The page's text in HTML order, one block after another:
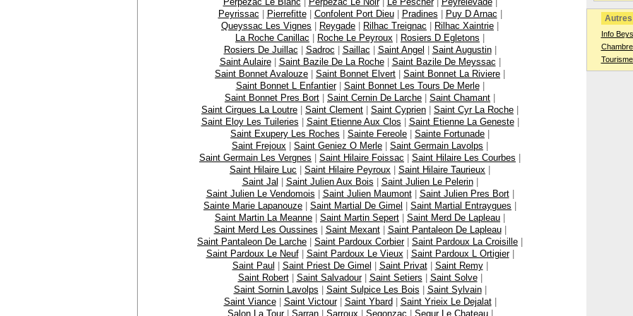
Info
Peyrissac | Pierrefitte| Confolent Port Dieu| Pradines | Puy D Arnac |
Queyssac Les Vignes | Reygade | Rilhac Treignac | Rilhac Xaintrie |
La Roche Canillac | Roche Le Peyroux | Rosiers D Egletons |
Rosiers De Juillac | Sadroc | Saillac | Saint Angel | Saint Augustin|
Saint Aulaire| Saint Bazile De La Roche| Saint Bazile De Meyssac |
Saint Bonnet Avalouze | Saint Bonnet Elvert | Saint Bonnet La Riviere |
Saint Bonnet L Enfantier| Saint Bonnet Les Tours De Merle|
Saint Bonnet Pres Bort | Saint Cernin De Larche | Saint Chamant |
Saint Cirgues La Loutre | Saint Clement | Saint Cyprien | Saint Cyr La Roche |
Saint Eloy Les Tuileries | Saint Etienne Aux Clos | Saint Etienne La Geneste|
Saint Exupery Les Roches | Sainte Fereole | Sainte Fortunade |
Saint Frejoux | Saint Geniez O Merle | Saint Germain Lavolps |
Saint Germain Les Vergnes | Saint Hilaire Foissac | Saint Hilaire Les Courbes |
Saint Hilaire Luc | Saint Hilaire Peyroux | Saint Hilaire Taurieux |
Saint Jal | Saint Julien Aux Bois | Saint Julien Le Pelerin|
Saint Julien Le Vendomois | Saint Julien Maumont| Saint Julien Pres Bort|
Sainte Marie Lapanouze | Saint Martial De Gimel | Saint Martial Entraygues |
Saint Martin La Meanne | Saint Martin Sepert | Saint Merd De Lapleau |
Saint Merd Les Oussines | Saint Mexant| Saint Pantaleon De Lapleau|
Saint Pantaleon De Larche | Saint Pardoux Corbier| Saint Pardoux La Croisille |
Saint Pardoux Le Neuf| Saint Pardoux Le Vieux | Saint Pardoux L Ortigier|
Saint Paul | Saint Priest De Gimel | Saint Privat| Saint Remy|
Saint Robert| Saint Salvadour| Saint Setiers | Saint Solve|
Saint Sornin Lavolps | Saint Sulpice Les Bois | Saint Sylvain|
Saint Viance| Saint Victour| Saint Ybard| Saint Yrieix Le Dejalat|
Salon La Tour| Sarran| Sarroux | Segonzac | Segur Le Chateau|